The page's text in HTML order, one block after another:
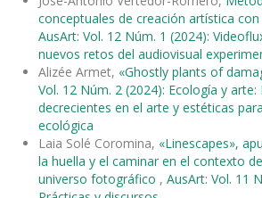
conceptuales de creación artística
AusArt: Vol. 12 Núm. 1 (2024):
nuevos retos del audiovisual
Alizée Armet, «Ghostly plants of
Vol. 12 Núm. 2 (2024): Ecología y arte:
decrecientes en el arte y estéticas
ecológica
Laia Solé Coromina, «Linescapes»,
la huella y el caminar en el contexto
universo fotográfico , AusArt: Vol. 11